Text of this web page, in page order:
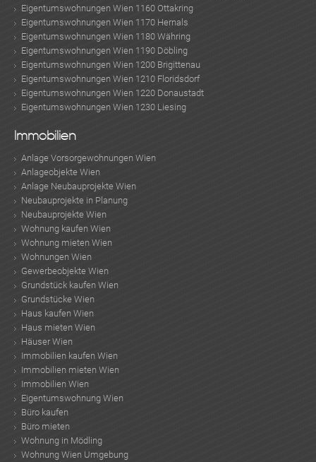
Eigentumswohnungen Wien 1160 Ottakring
Eigentumswohnungen Wien 1170 Hernals
Eigentumswohnungen Wien 1180 Währing
Eigentumswohnungen Wien 1190 Döbling
Eigentumswohnungen Wien 1200 Brigittenau
Eigentumswohnungen Wien 1210 Floridsdorf
Eigentumswohnungen Wien 1220 Donaustadt
Eigentumswohnungen Wien 1230 Liesing
Immobilien
Anlage Vorsorgewohnungen Wien
Anlageobjekte Wien
Anlage Neubauprojekte Wien
Neubauprojekte in Planung
Neubauprojekte Wien
Wohnung kaufen Wien
Wohnung mieten Wien
Wohnungen Wien
Gewerbeobjekte Wien
Grundstück kaufen Wien
Grundstücke Wien
Haus kaufen Wien
Haus mieten Wien
Häuser Wien
Immobilien kaufen Wien
Immobilien mieten Wien
Immobilien Wien
Eigentumswohnung Wien
Büro kaufen
Büro mieten
Wohnung in Mödling
Wohnung Wien Umgebung